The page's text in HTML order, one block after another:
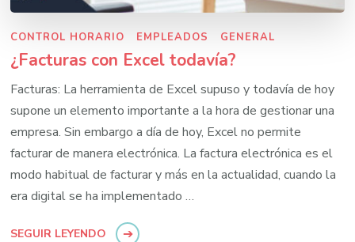
CONTROL HORARIO EMPLEADOS GENERAL
¿Facturas con Excel todavía?
Facturas: La herramienta de Excel supuso y todavía de hoy
supone un elemento importante a la hora de gestionar una
empresa. Sin embargo a día de hoy, Excel no permite
facturar de manera electrónica. La factura electrónica es el
modo habitual de facturar y más en la actualidad, cuando la
era digital se ha implementado …
SEGUIR LEYENDO